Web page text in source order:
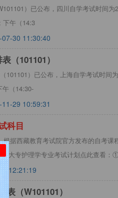
）已公布，四川自学考试时间为
下午（14:3
30 11:30:40
（101101）
101101）已公布，上海自学考试时间
午（14:30-
29 10:59:31
科目
据西藏教育考试院官方发布的自考课
考大专护理学专业考试计划点此查看：
12:21:19
排表（W101101）